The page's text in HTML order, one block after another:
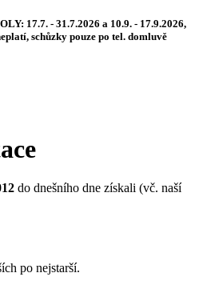
17.7. - 31.7.2026 a 10.9. - 17.9.2026,
schůzky pouze po tel. domluvě
do dnešního dne získali (vč. naší
po nejstarší.